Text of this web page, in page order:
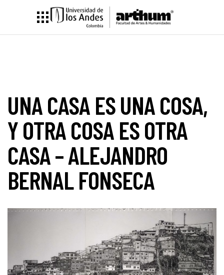
UNA CASA ES UNA COSA,
Y OTRA COSA ES OTRA
CASA – ALEJANDRO
BERNAL FONSECA